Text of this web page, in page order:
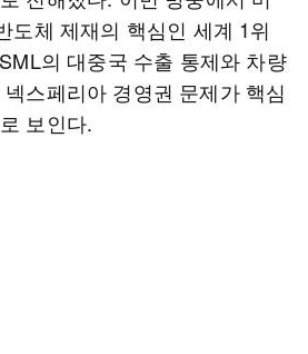
도체 제재의 핵심인 세계 1위
의 대중국 수출 통제와 차량
스페리아 경영권 문제가 핵심
보인다.